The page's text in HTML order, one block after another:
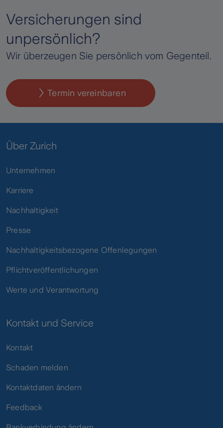
Versicherungen sind
unpersönlich?
Wir überzeugen Sie persönlich vom Gegenteil.
Termin vereinbaren
Über Zurich
Unternehmen
Karriere
Nachhaltigkeit
Presse
Nachhaltigkeitsbezogene Offenlegungen
Pflichtveröffentlichungen
Werte und Verantwortung
Kontakt und Service
Kontakt
Schaden melden
Kontaktdaten ändern
Feedback